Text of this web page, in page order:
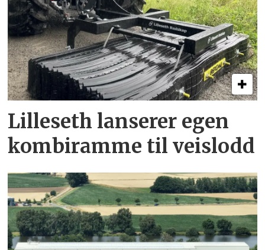
Lilleseth lanserer egen
kombi­ramme til veislodd